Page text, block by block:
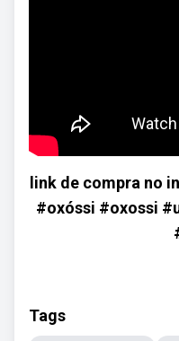
link de compra no
#oxóssi #oxossi
Tags